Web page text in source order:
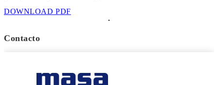
DOWNLOAD PDF
Contacto